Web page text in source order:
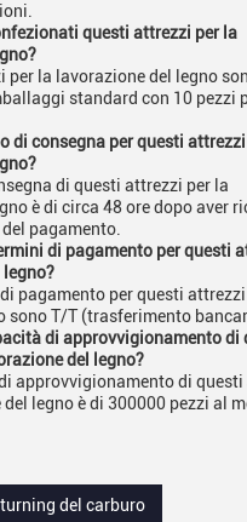
questi attrezzi per la
per la lavorazione del legno
standard con 10 pezzi
di consegna per questi
di questi attrezzi per la
è di circa 48 ore dopo aver
pagamento.
di pagamento per questi
legno?
pagamento per questi
sono T/T (trasferimento
di approvvigionamento di
del legno?
approvvigionamento di
legno è di 300000 pezzi al
del carburo